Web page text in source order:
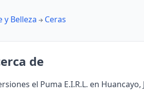
y Belleza Ceras
de
el Puma E.I.R.L. en Huancayo,